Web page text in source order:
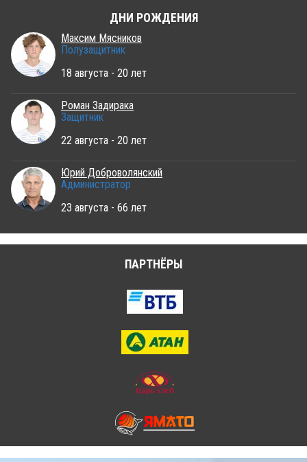
ДНИ РОЖДЕНИЯ
Максим Мясников
Полузащитник
18 августа - 20 лет
Роман Задирака
Защитник
22 августа - 20 лет
Юрий Доброволянский
Администратор
23 августа - 66 лет
ПАРТНЁРЫ